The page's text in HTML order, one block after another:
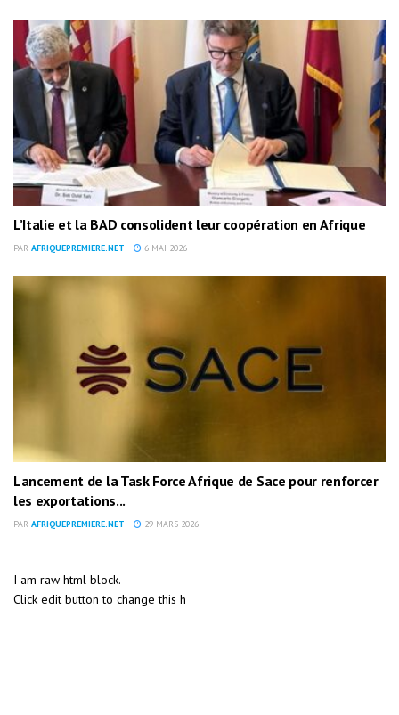
L’Italie et la BAD consolident leur coopération en Afrique
PAR AFRIQUEPREMIERE.NET 6 MAI 2026
Lancement de la Task Force Afrique de Sace pour renforcer
les exportations...
PAR AFRIQUEPREMIERE.NET 29 MARS 2026
I am raw html block.
Click edit button to change this h